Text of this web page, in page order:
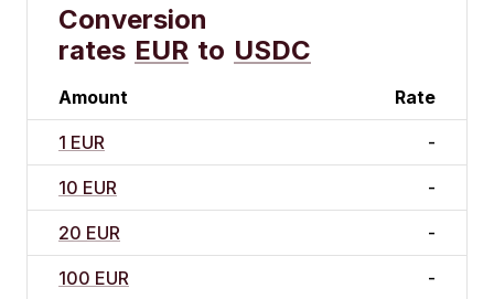
Conversion
rates EUR to USDC
Amount Rate
1 EUR -
10 EUR -
20 EUR -
100 EUR -